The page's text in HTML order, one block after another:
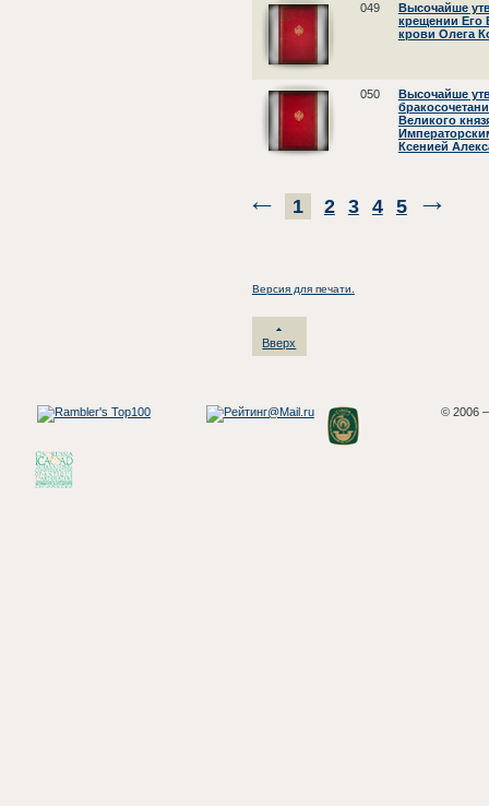
049
Высочайше
крещении Его
крови Олега
050
Высочайше
Великого
Ксенией
1 2 3 4 5
Версия для печати.
Вверх
© 2006